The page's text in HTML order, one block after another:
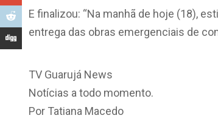
E finalizou: “Na manhã de hoje (18),
entrega das obras emergenciais de
TV Guarujá News
Notícias a todo momento.
Por Tatiana Macedo